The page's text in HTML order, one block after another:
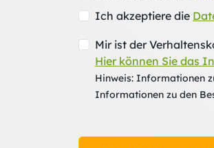
Ich akzeptiere die
Mir ist der
Hier können Sie das
Hinweis: Informationen
Informationen zu den